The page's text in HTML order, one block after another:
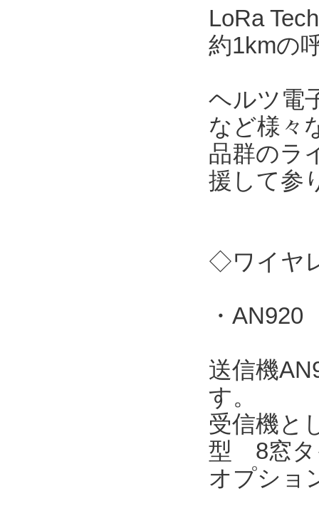
LoRa
約1kmの
ヘルツ電
など様々
品群のラ
援して参
◇ワイヤ
・AN920
送信機
す。
受信機と
型 8窓タ
オプショ